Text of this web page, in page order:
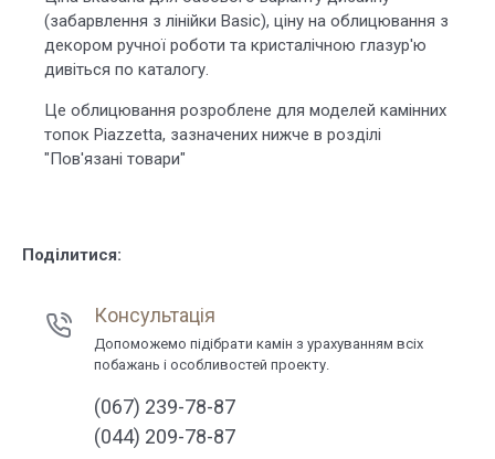
(забарвлення з лінійки Basic), ціну на облицювання з
декором ручної роботи та кристалічною глазур'ю
дивіться по каталогу.
Це облицювання розроблене для моделей камінних
топок Piazzetta, зазначених нижче в розділі
"Пов'язані товари"
Поділитися:
Консультація
Допоможемо підібрати камін з урахуванням всіх
побажань і особливостей проекту.
(067) 239-78-87
(044) 209-78-87